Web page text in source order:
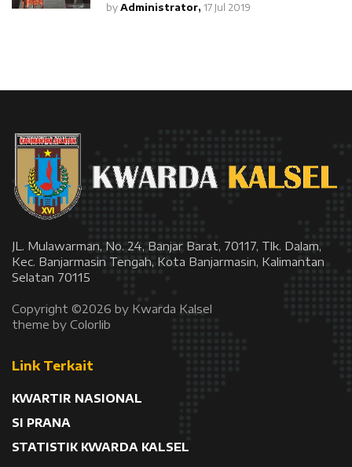
by Administrator, 17 Jul 2019
JL. Mulawarman, No. 24, Banjar Barat, 70117, Tlk. Dalam,
Kec. Banjarmasin Tengah, Kota Banjarmasin, Kalimantan
Selatan 70115
Copyright ©2026 by Kwarda Kalsel
theme by Colorlib
Link Terkait
KWARTIR NASIONAL
SI PRANA
STATISTIK KWARDA KALSEL